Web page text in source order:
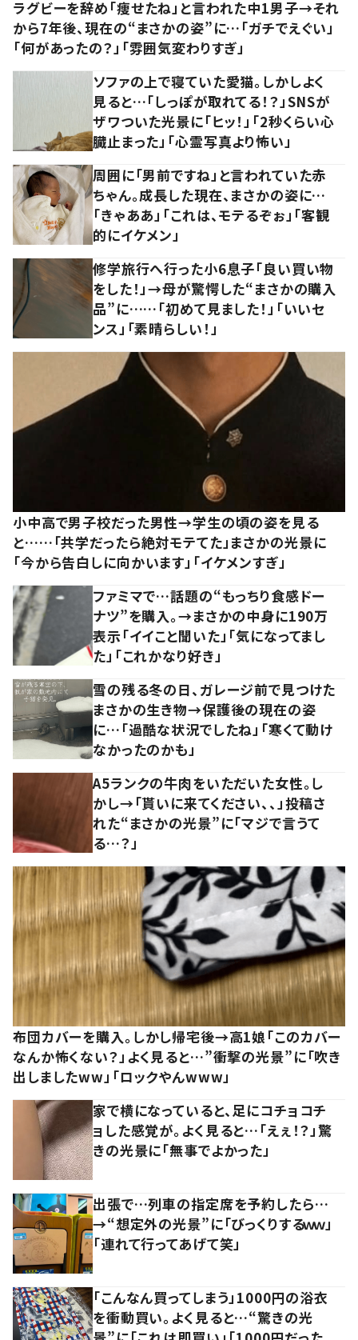
ラグビーを辞め「痩せたね」と言われた中1男子→それ
から7年後、現在の“まさかの姿”に…「ガチでえぐい」
「何があったの？」「雰囲気変わりすぎ」
ソファの上で寝ていた愛猫。しかしよく
見ると…「しっぽが取れてる！？」SNSが
ザワついた光景に「ヒッ！」「2秒くらい心
臓止まった」「心霊写真より怖い」
周囲に「男前ですね」と言われていた赤
ちゃん。成長した現在、まさかの姿に…
「きゃああ」「これは、モテるぞぉ」「客観
的にイケメン」
修学旅行へ行った小6息子「良い買い物
をした！」→母が驚愕した“まさかの購入
品”に……「初めて見ました！」「いいセ
ンス」「素晴らしい！」
小中高で男子校だった男性→学生の頃の姿を見る
と……「共学だったら絶対モテてた」まさかの光景に
「今から告白しに向かいます」「イケメンすぎ」
ファミマで…話題の“もっちり食感ドー
ナツ”を購入。→まさかの中身に190万
表示「イイこと聞いた」「気になってまし
た」「これかなり好き」
雪の残る冬の日、ガレージ前で見つけた
まさかの生き物→保護後の現在の姿
に…「過酷な状況でしたね」「寒くて動け
なかったのかも」
A5ランクの牛肉をいただいた女性。し
かし→「貰いに来てください、、」投稿さ
れた“まさかの光景”に「マジで言うて
る…？」
布団カバーを購入。しかし帰宅後→高1娘「このカバー
なんか怖くない？」よく見ると…”衝撃の光景”に「吹き
出しましたww」「ロックやんwww」
家で横になっていると、足にコチョコチ
ョした感覚が。よく見ると…「えぇ！？」驚
きの光景に「無事でよかった」
出張で…列車の指定席を予約したら…
→“想定外の光景”に「びっくりするｗｗ」
「連れて行ってあげて笑」
「こんなん買ってしまう」1000円の浴衣
を衝動買い。よく見ると…“驚きの光